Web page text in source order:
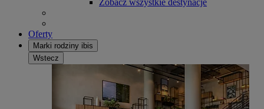
Zobacz wszystkie destynacje
Oferty
Marki rodziny ibis
Wstecz